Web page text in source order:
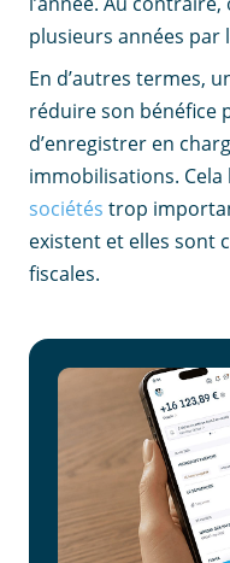
plusieurs années par
En d’autres termes,
réduire son bénéfice
d’enregistrer en
immobilisations.
sociétés trop
existent et elles sont
fiscales.